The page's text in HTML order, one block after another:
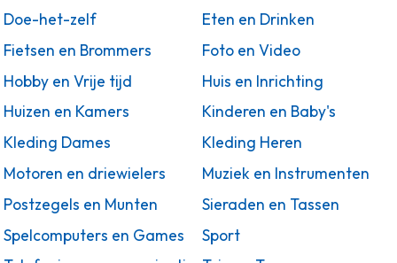
Doe-het-zelf
Eten en Drinken
Fietsen en Brommers
Foto en Video
Hobby en Vrije tijd
Huis en Inrichting
Huizen en Kamers
Kinderen en Baby's
Kleding Dames
Kleding Heren
Motoren en driewielers
Muziek en Instrumenten
Postzegels en Munten
Sieraden en Tassen
Spelcomputers en Games
Sport